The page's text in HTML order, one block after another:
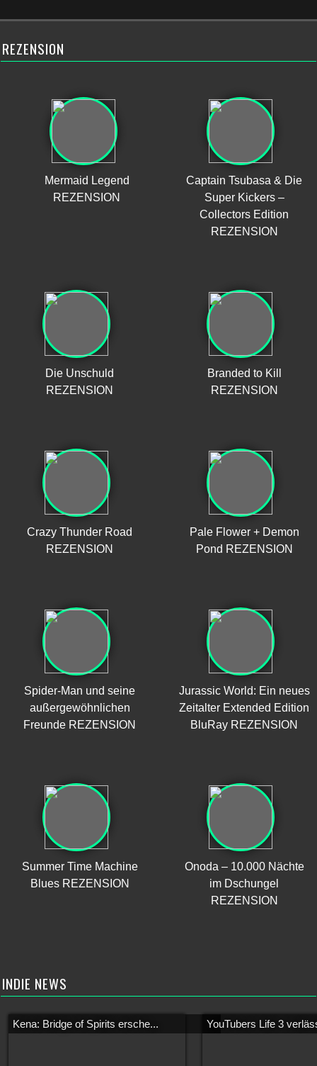
REZENSION
Mermaid Legend
REZENSION
Captain Tsubasa & Die
Super Kickers –
Collectors Edition
REZENSION
Die Unschuld
REZENSION
Branded to Kill
REZENSION
Crazy Thunder Road
REZENSION
Pale Flower + Demon
Pond REZENSION
Spider-Man und seine
außergewöhnlichen
Freunde REZENSION
Jurassic World: Ein neues
Zeitalter Extended Edition
BluRay REZENSION
Summer Time Machine
Blues REZENSION
Onoda – 10.000 Nächte
im Dschungel
REZENSION
INDIE NEWS
Kena: Bridge of Spirits ersche... YouTubers Life 3